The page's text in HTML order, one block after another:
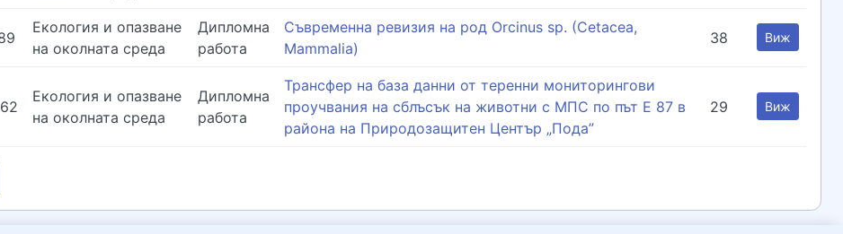
Екология и опазване
на околната среда
Дипломна
работа
Съвременна ревизия на род Orcinus sp. (Cetacea,
Mammalia)
38 Виж
Екология и опазване
на околната среда
Дипломна
работа
Трансфер на база данни от теренни мониторингови
проучвания на сблъсък на животни с МПС по път Е 87 в
района на Природозащитен Център „Пода”
29 Виж